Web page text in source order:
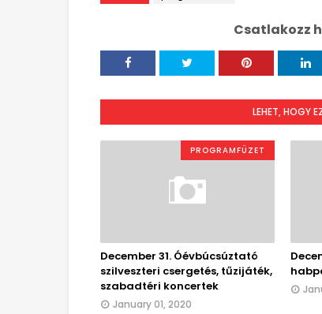
Csatlakozz
LEHET, HOGY
PROGRAMFÜZET
December 31. Óévbúcsúztató
szilveszteri csergetés, tűzijáték,
szabadtéri koncertek
January 01, 2020